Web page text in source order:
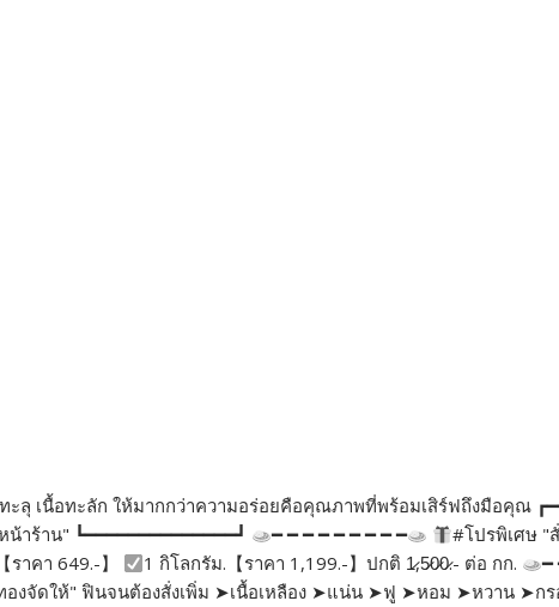
ะลุ เนื้อทะลัก ให้มากกว่าความอร่อยคือคุณภาพที่พร้อมเสิร์ฟถึงมือคุณ
น้าร้าน" ┗━━━━━━━━━━━━━━┛
━ ━ ━ ━ ━ ━ ━ ━ ━
#โปรพิเศษ "
ราคา 649.-】 1 กิโลกรัม.【ราคา 1,199.-】ปกติ 1̷,5̷0̷0̷.- ต่อ กก.
━
องจัดให้" ฟินจนต้องสั่งเพิ่ม ➤เนื้อเหลือง ➤แน่น ➤ฟู ➤หอม ➤หวาน ➤กร